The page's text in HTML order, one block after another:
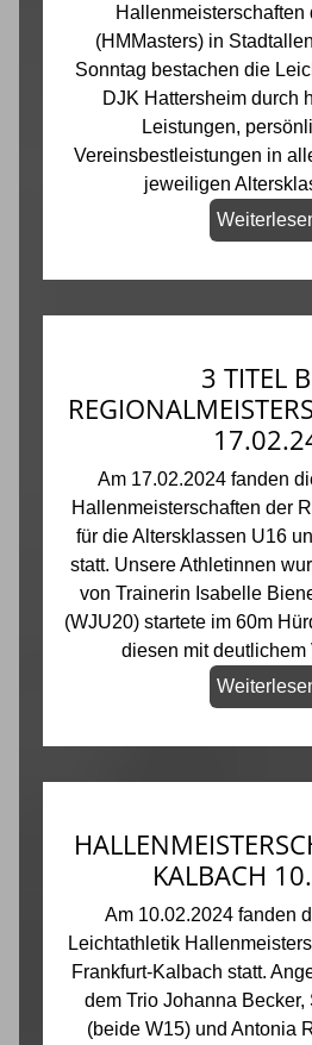
Hallenmeisterschaften
(HMMasters) in
Sonntag bestachen die
DJK Hattersheim durch
Leistungen,
Vereinsbestleistungen in
jeweiligen
3 TITEL
Am 17.02.2024 fanden
Hallenmeisterschaften der
für die Altersklassen U16
statt. Unsere Athletinnen
von Trainerin Isabelle
(WJU20) startete im 60m
diesen mit deutlichem
KALBACH
Am 10.02.2024 fanden
Leichtathletik
Frankfurt-Kalbach statt.
dem Trio Johanna
(beide W15) und Antonia